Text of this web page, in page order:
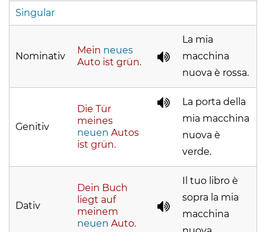
Singular
Nominativ
Mein neues
Auto ist grün.
La mia
macchina
nuova è rossa.
Genitiv
Die Tür
meines
neuen Autos
ist grün.
La porta della
mia macchina
nuova è
verde.
Dativ
Dein Buch
liegt auf
meinem
neuen Auto.
Il tuo libro è
sopra la mia
macchina